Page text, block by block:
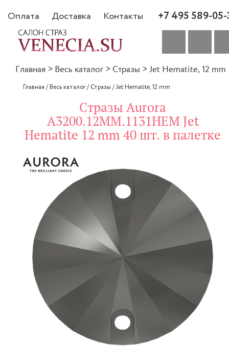
Оплата Доставка Контакты +7 495 589-
Главная > Весь каталог > Стразы > Jet Hematite, 12 mm
Главная /Весь каталог/Стразы /Jet Hematite, 12 mm
Стразы Aurora
A3200.12MM.1131HEM Jet
Hematite 12 mm 40 шт. в палетке